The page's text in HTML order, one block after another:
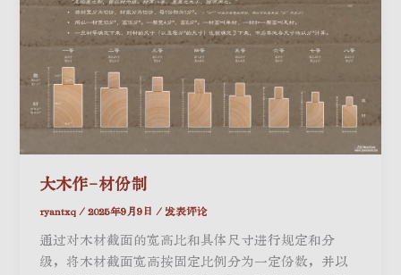
大木作-材份制
ryantxq/2025年9月9日/发表评论
通过对木材截面的宽高比和具体尺寸进行规定和分
级，将木材截面宽高按固定比例分为一定份数，并以